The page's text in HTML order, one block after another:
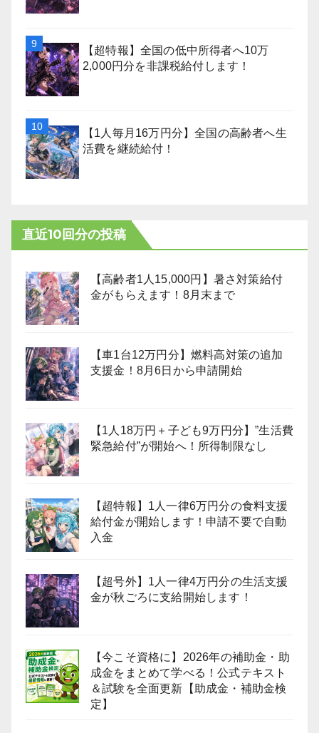
【超特報】全国の低中所得者へ10万
2,000円分を非課税給付します！
【1人毎月16万円分】全国の高齢者へ生
活費を継続給付！
直近10回分の投稿
【高齢者1人15,000円】暑さ対策給付
金がもらえます！8月末まで
【車1台12万円分】燃料高対策の追加
支援金！8月6日から申請開始
【1人18万円＋子ども9万円分】”生活費
緊急給付”が開始へ！所得制限なし
【超特報】1人一律6万円分の食料支援
給付金が開始します！申請不要で自動
入金
【超号外】1人一律4万円分の生活支援
金が秋ごろに支給開始します！
【今こそ資格に】2026年の補助金・助
成金をまとめて学べる！公式テキスト
＆試験を全面更新【助成金・補助金検
定】